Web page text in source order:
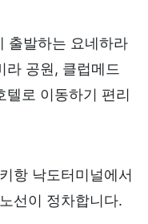
출발하는 요네하라
라 공원, 클럽메드
텔로 이동하기 편리
항 낙도터미널에서
선이 정차합니다.